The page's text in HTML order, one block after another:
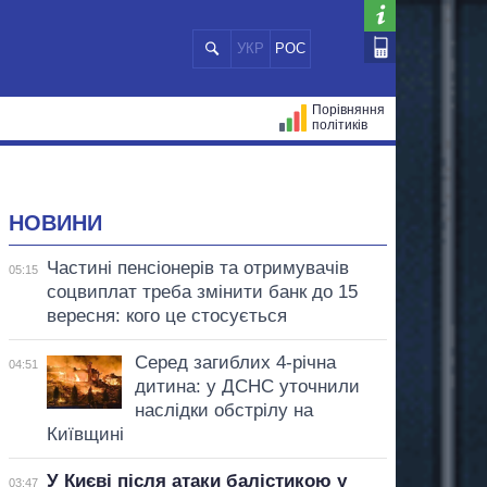
УКР РОС
Порівняння
політиків
НОВИНИ
05:15
Частині пенсіонерів та отримувачів
соцвиплат треба змінити банк до 15
вересня: кого це стосується
04:51
Серед загиблих 4-річна
дитина: у ДСНС уточнили
наслідки обстрілу на
Київщині
03:47
У Києві після атаки балістикою у